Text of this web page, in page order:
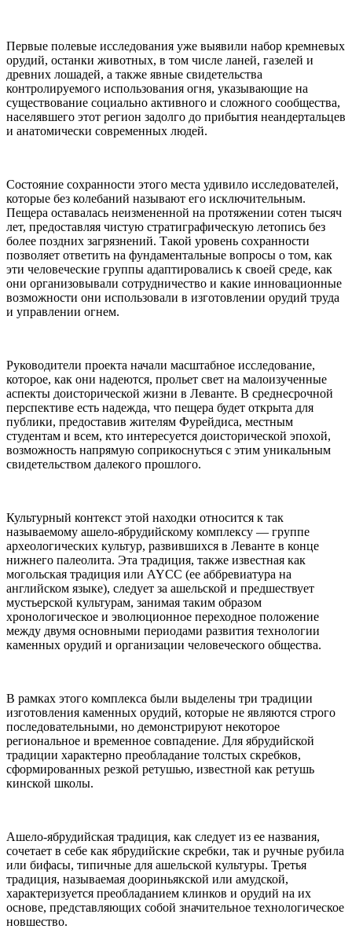
Первые полевые исследования уже выявили набор кремневых
орудий, останки животных, в том числе ланей, газелей и
древних лошадей, а также явные свидетельства
контролируемого использования огня, указывающие на
существование социально активного и сложного сообщества,
населявшего этот регион задолго до прибытия неандертальцев
и анатомически современных людей.
Состояние сохранности этого места удивило исследователей,
которые без колебаний называют его исключительным.
Пещера оставалась неизмененной на протяжении сотен тысяч
лет, предоставляя чистую стратиграфическую летопись без
более поздних загрязнений. Такой уровень сохранности
позволяет ответить на фундаментальные вопросы о том, как
эти человеческие группы адаптировались к своей среде, как
они организовывали сотрудничество и какие инновационные
возможности они использовали в изготовлении орудий труда
и управлении огнем.
Руководители проекта начали масштабное исследование,
которое, как они надеются, прольет свет на малоизученные
аспекты доисторической жизни в Леванте. В среднесрочной
перспективе есть надежда, что пещера будет открыта для
публики, предоставив жителям Фурейдиса, местным
студентам и всем, кто интересуется доисторической эпохой,
возможность напрямую соприкоснуться с этим уникальным
свидетельством далекого прошлого.
Культурный контекст этой находки относится к так
называемому ашело-ябрудийскому комплексу — группе
археологических культур, развившихся в Леванте в конце
нижнего палеолита. Эта традиция, также известная как
могольская традиция или AYCC (ее аббревиатура на
английском языке), следует за ашельской и предшествует
мустьерской культурам, занимая таким образом
хронологическое и эволюционное переходное положение
между двумя основными периодами развития технологии
каменных орудий и организации человеческого общества.
В рамках этого комплекса были выделены три традиции
изготовления каменных орудий, которые не являются строго
последовательными, но демонстрируют некоторое
региональное и временное совпадение. Для ябрудийской
традиции характерно преобладание толстых скребков,
сформированных резкой ретушью, известной как ретушь
кинской школы.
Ашело-ябрудийская традиция, как следует из ее названия,
сочетает в себе как ябрудийские скребки, так и ручные рубила
или бифасы, типичные для ашельской культуры. Третья
традиция, называемая доориньякской или амудской,
характеризуется преобладанием клинков и орудий на их
основе, представляющих собой значительное технологическое
новшество.